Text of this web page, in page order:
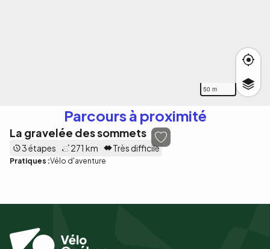
50 m
Parcours à proximité
La gravelée des sommets
3 étapes 271 km Très difficile
Pratiques :Vélo d'aventure